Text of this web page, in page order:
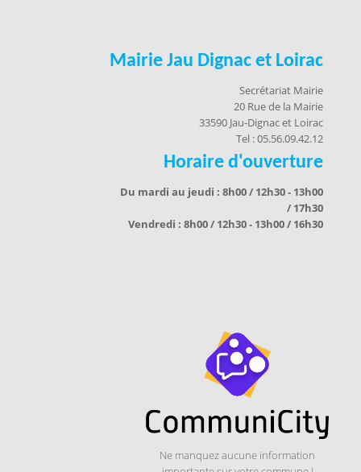
Mairie Jau Dignac et Loirac
Secrétariat Mairie
20 Rue de la Mairie
33590 Jau-Dignac et Loirac
Tel : 05.56.09.42.12
Horaire d'ouverture
Du mardi au jeudi : 8h00 / 12h30 - 13h00
/ 17h30
Vendredi : 8h00 / 12h30 - 13h00 / 16h30
Ne manquez aucune information